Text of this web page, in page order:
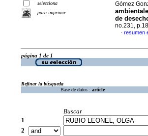
selecciona
para imprimir
Gómez
de
no.231,
· resumen
página 1 de 1
Refinar la búsqueda
Base de datos : article
Buscar
1
2